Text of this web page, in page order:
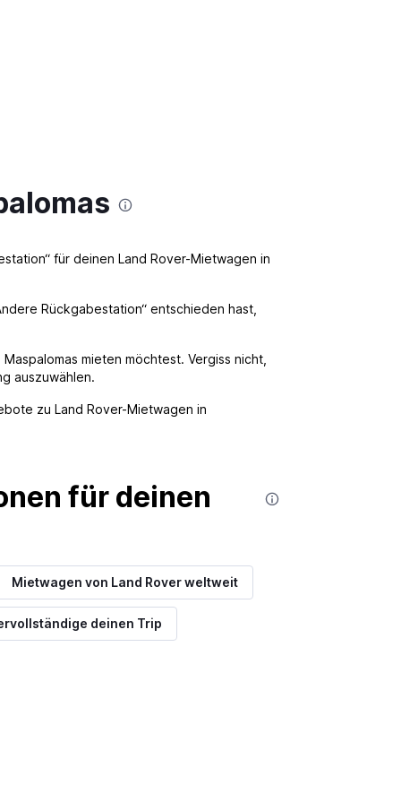
für deinen Land Rover-Mietwagen in
Rückgabestation“ entschieden hast,
mieten möchtest. Vergiss nicht,
auszuwählen.
zu Land Rover-Mietwagen in
für deinen
Mietwagen von Land Rover weltweit
deinen Trip